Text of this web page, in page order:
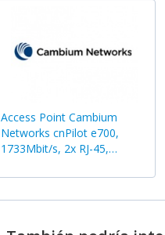
Access Point Cambium
Networks cnPilot e700,
1733Mbit/s, 2x RJ-45,